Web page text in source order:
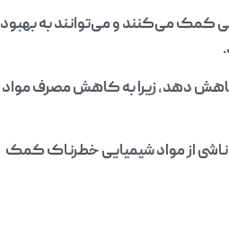
کمک می‌کنند و می‌توانند به بهبود
دهد، زیرا به کاهش مصرف مواد
ناشی از مواد شیمیایی خطرناک کمک